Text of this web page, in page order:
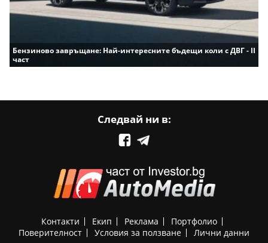
Бензиново завръщане: Най-интересните бъдещи коли с ДВГ - II
част
Следвай ни в:
Контакти Екип Реклама
Портфолио
Поверителност
Условия за ползване Лични данни